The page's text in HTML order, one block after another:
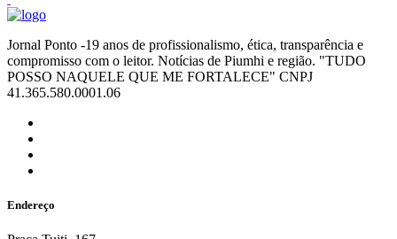
Jornal Ponto -19 anos de profissionalismo, ética, transparência e
compromisso com o leitor. Notícias de Piumhi e região. "TUDO
POSSO NAQUELE QUE ME FORTALECE" CNPJ
41.365.580.0001.06
Endereço